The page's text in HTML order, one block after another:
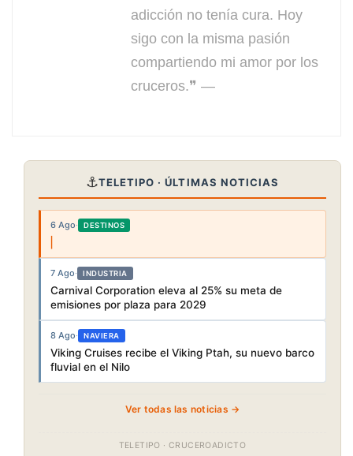
adicción no tenía cura. Hoy
sigo con la misma pasión
compartiendo mi amor por los
cruceros.❞ —
⚓TELETIPO · ÚLTIMAS NOTICIAS
6 Ago· DESTINOS
7 Ago· INDUSTRIA
Carnival Corporation eleva al 25% su meta de
emisiones por plaza para 2029
8 Ago· NAVIERA
Viking Cruises recibe el Viking Ptah, su nuevo barco
fluvial en el Nilo
Ver todas las noticias →
TELETIPO · CRUCEROADICTO